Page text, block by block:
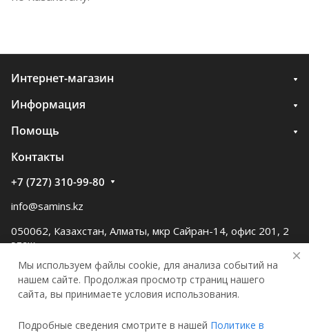
Интернет-магазин
Информация
Помощь
Контакты
+7 (727) 310-99-80
info@samins.kz
050062, Казахстан, Алматы, мкр Сайран-14, офис 201, 2
этаж
Мы используем файлы cookie, для анализа событий на
нашем сайте. Продолжая просмотр страниц нашего
сайта, вы принимаете условия использования.
Подробные сведения смотрите в нашей Политике в